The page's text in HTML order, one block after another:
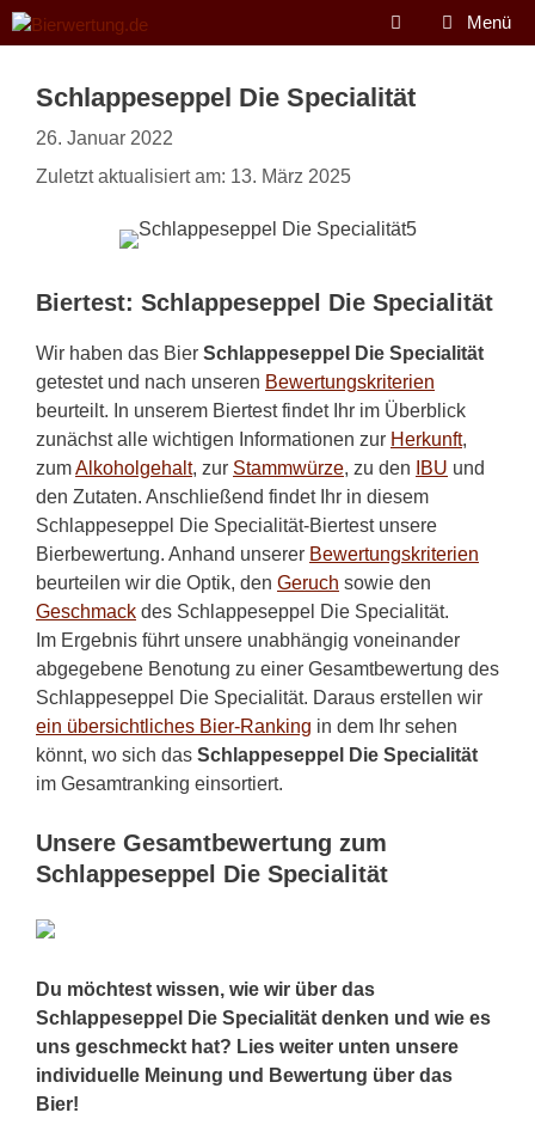
Zum
Inhalt
Menü
Schlappeseppel Die Specialität
26. Januar 2022
Zuletzt aktualisiert am: 13. März 2025
Biertest: Schlappeseppel Die Specialität
Wir haben das Bier Schlappeseppel Die Specialität
getestet und nach unseren Bewertungskriterien
beurteilt. In unserem Biertest findet Ihr im Überblick
zunächst alle wichtigen Informationen zur Herkunft,
zumAlkoholgehalt, zur Stammwürze, zu den IBU und
den Zutaten. Anschließend findet Ihr in diesem
Schlappeseppel Die Specialität-Biertest unsere
Bierbewertung. Anhand unserer Bewertungskriterien
beurteilen wir die Optik, den Geruch sowie den
Geschmack des Schlappeseppel Die Specialität.
Im Ergebnis führt unsere unabhängig voneinander
abgegebene Benotung zu einer Gesamtbewertung des
Schlappeseppel Die Specialität. Daraus erstellen wir
ein übersichtliches Bier-Ranking in dem Ihr sehen
könnt, wo sich das Schlappeseppel Die Specialität
im Gesamtranking einsortiert.
Unsere Gesamtbewertung zum
Schlappeseppel Die Specialität
Du möchtest wissen, wie wir über das
Schlappeseppel Die Specialität denken und wie es
uns geschmeckt hat? Lies weiter unten unsere
individuelle Meinung und Bewertung über das
Bier!